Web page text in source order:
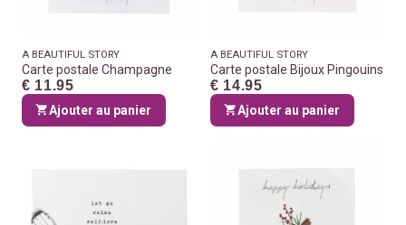
A BEAUTIFUL STORY
Carte postale Champagne
€ 11.95
Ajouter au panier
A BEAUTIFUL STORY
Carte postale Bijoux Pingouins
€ 14.95
Ajouter au panier